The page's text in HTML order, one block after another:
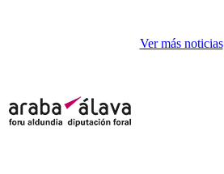
Ver más noticias